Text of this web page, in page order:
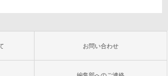
お問い合わせ